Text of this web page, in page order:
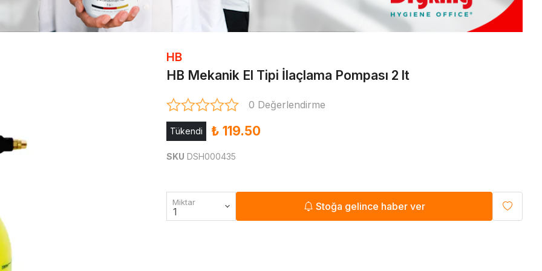
HB
HB Mekanik El Tipi İlaçlama Pompası 2 lt
0 Değerlendirme
Tükendi ₺ 119.50
SKU DSH000435
Miktar Stoğa gelince haber ver